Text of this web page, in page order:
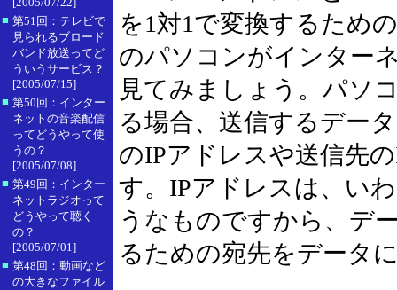
■ 第51回：テレビで
見られるブロード
バンド放送ってど
ういうサービス？
[2005/07/15]
■ 第50回：インター
ネットの音楽配信
ってどうやって使
うの？
[2005/07/08]
■ 第49回：インター
ネットラジオって
どうやって聴く
の？
[2005/07/01]
■ 第48回：動画など
の大きなファイル
を1対1で変換するため
のパソコンがインター
見てみましょう。パソ
る場合、送信するデー
のIPアドレスや送信先
す。IPアドレスは、い
うなものですから、デ
るための宛先をデータ